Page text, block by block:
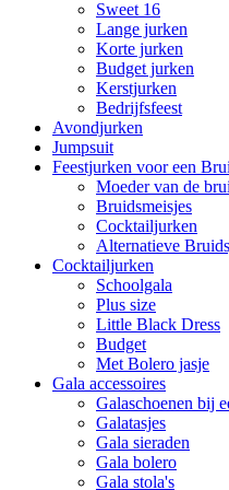
Sweet 16
Lange jurken
Korte jurken
Budget jurken
Kerstjurken
Bedrijfsfeest
Avondjurken
Jumpsuit
Feestjurken voor een
Moeder van de
Bruidsmeisjes
Cocktailjurken
Alternatieve
Cocktailjurken
Schoolgala
Plus size
Little Black Dress
Budget
Met Bolero jasje
Gala accessoires
Galaschoenen bij
Galatasjes
Gala sieraden
Gala bolero
Gala stola's